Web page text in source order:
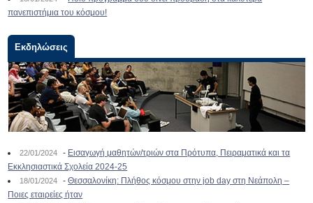
πανεπιστήμια του κόσμου!
Εκδηλώσεις
22/01/2024 - Εισαγωγή μαθητών/τριών στα Πρότυπα, Πειραματικά και τα
Εκκλησιαστικά Σχολεία 2024-25
18/01/2024 -Θεσσαλονίκη: Πλήθος κόσμου στην job day στη Νεάπολη –
Ποιες εταιρείες ήταν